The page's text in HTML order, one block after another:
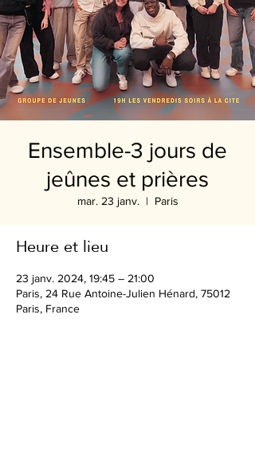
Ensemble-3 jours de
jeûnes et prières
mar. 23 janv.
  |
Paris
Heure et lieu
23 janv. 2024, 19:45 – 21:00
Paris, 24 Rue Antoine-Julien Hénard, 75012
Paris, France